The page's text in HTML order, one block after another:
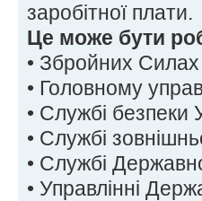
заробітної плати.
Це може бути
• Збройних Силах
• Головному
• Службі безпеки
• Службі
• Службі
• Управлінні